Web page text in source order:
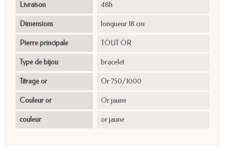
Livraison 48h
Dimensions longueur 18 cm
Pierre principale TOUT OR
Type de bijou bracelet
Titrage or Or 750/1000
Couleur or Or jaune
couleur or jaune